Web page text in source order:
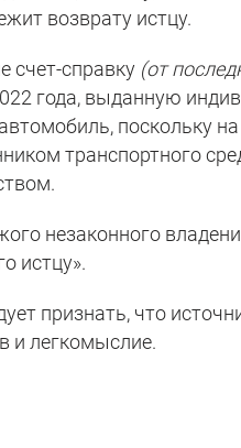
возврату истцу.
счет-справку (от
года, выданную
поскольку
транспортного
незаконного
истцу».
признать, что
и легкомыслие.